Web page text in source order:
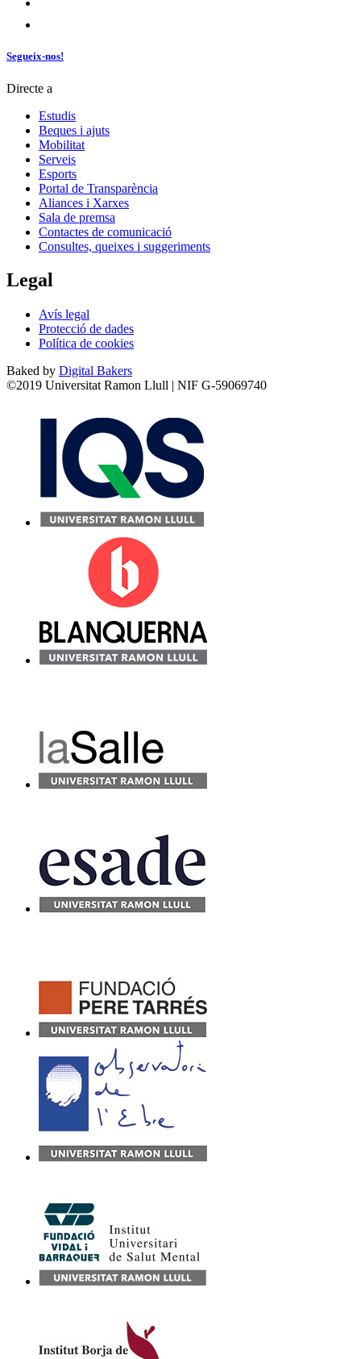
Segueix-nos!
Directe a
Estudis
Beques i ajuts
Mobilitat
Serveis
Esports
Portal de Transparència
Aliances i Xarxes
Sala de premsa
Contactes de comunicació
Consultes, queixes i suggeriments
Legal
Avís legal
Protecció de dades
Política de cookies
Baked by Digital Bakers
©2019 Universitat Ramon Llull | NIF G-59069740